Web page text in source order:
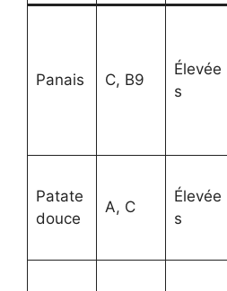
Panais C, B9
Élevée
s
Patate
douce
A, C
Élevée
s